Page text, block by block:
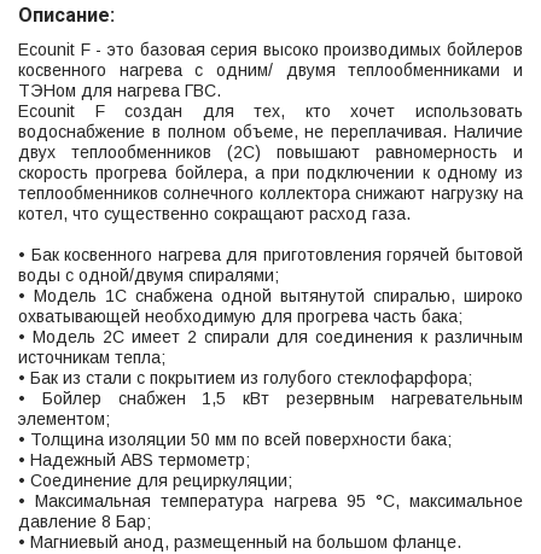
Описание:
Ecounit F - это базовая серия высоко производимых бойлеров
косвенного нагрева с одним/ двумя теплообменниками и
ТЭНом для нагрева ГВС.
Ecounit F создан для тех, кто хочет использовать
водоснабжение в полном объеме, не переплачивая. Наличие
двух теплообменников (2С) повышают равномерность и
скорость прогрева бойлера, а при подключении к одному из
теплообменников солнечного коллектора снижают нагрузку на
котел, что существенно сокращают расход газа.
• Бак косвенного нагрева для приготовления горячей бытовой
воды с одной/двумя спиралями;
• Модель 1С снабжена одной вытянутой спиралью, широко
охватывающей необходимую для прогрева часть бака;
• Модель 2С имеет 2 спирали для соединения к различным
источникам тепла;
• Бак из стали с покрытием из голубого стеклофарфора;
• Бойлер снабжен 1,5 кВт резервным нагревательным
элементом;
• Толщина изоляции 50 мм по всей поверхности бака;
• Надежный ABS термометр;
• Соединение для рециркуляции;
• Максимальная температура нагрева 95 °С, максимальное
давление 8 Бар;
• Магниевый анод, размещенный на большом фланце.